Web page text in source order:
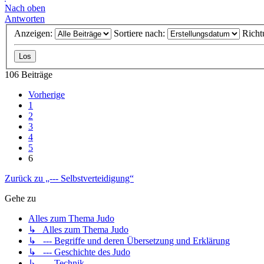
Nach oben
Antworten
Anzeigen:
Sortiere nach:
106 Beiträge
Vorherige
1
2
3
4
5
6
Zurück zu „--- Selbstverteidigung“
Gehe zu
Alles zum Thema Judo
↳ Alles zum Thema Judo
↳ --- Begriffe und deren Übersetzung und Erklärung
↳ --- Geschichte des Judo